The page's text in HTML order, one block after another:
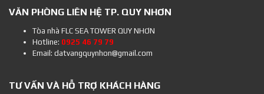
VĂN PHÒNG LIÊN HỆ TP. QUY NHƠN
Tòa nhà FLC SEA TOWER QUY NHƠN
Hotline: 0925 46 79 79
Email: datvangquynhon@gmail.com
TƯ VẤN VÀ HỖ TRỢ KHÁCH HÀNG